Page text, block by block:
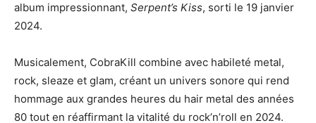
album impressionnant, Serpent’s Kiss, sorti le 19 janvier
2024.
Musicalement, CobraKill combine avec habileté metal,
rock, sleaze et glam, créant un univers sonore qui rend
hommage aux grandes heures du hair metal des années
80 tout en réaffirmant la vitalité du rock’n’roll en 2024.